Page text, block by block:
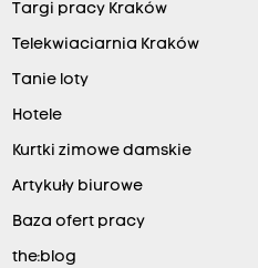
Targi pracy Kraków
Telekwiaciarnia Kraków
Tanie loty
Hotele
Kurtki zimowe damskie
Artykuły biurowe
Baza ofert pracy
the:blog